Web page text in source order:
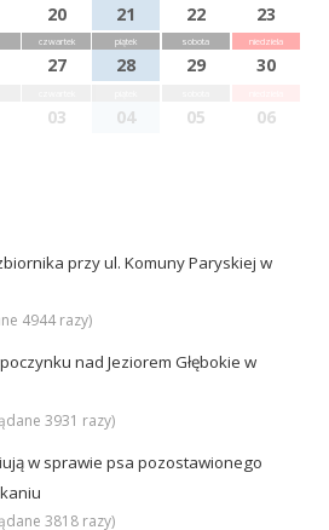
20 21 22 23
czwartek
27
piątek
28
sobota
29
niedziela
30
03 04 05 06
przy ul. Komuny Paryskiej w
4944 razy)
nad Jeziorem Głębokie w
3931 razy)
w sprawie psa pozostawionego
3818 razy)